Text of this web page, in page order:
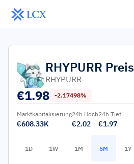
RHYPURR Preis
RHYPURR
€1.98 -2.17498%
Marktkapitalisierung
€608.33K
24h Hoch
€2.02
24h Tief
€1.97
1D 1W 1M 6M 1Y